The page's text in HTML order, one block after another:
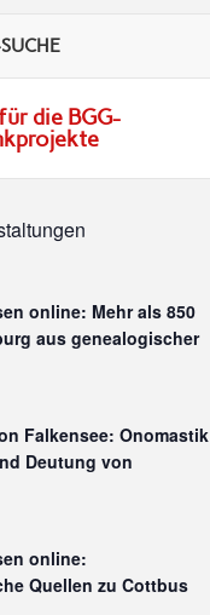
die BGG-
online: Mehr als 850
aus genealogischer
Falkensee: Onomastik
Deutung von
online:
Quellen zu Cottbus